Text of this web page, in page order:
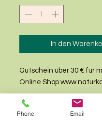
In den
Gutschein über 30 € für
Online Shop
Phone Email